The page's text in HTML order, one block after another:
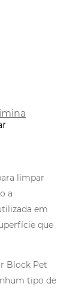
limpar
a
em
que
Block Pet
tipo de